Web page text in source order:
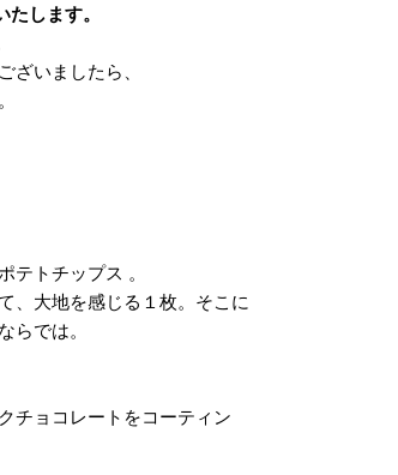
します。
ざいましたら、
テトチップス 。
、大地を感じる１枚。そこに
らでは。
チョコレートをコーティン